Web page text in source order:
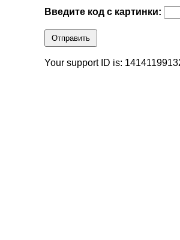
Введите код с картинки:
Отправить
Your support ID is: